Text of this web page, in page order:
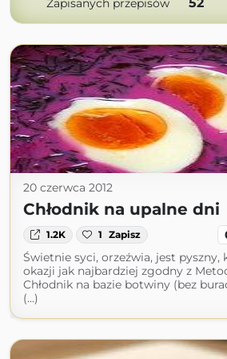
Zapisanych przepisów
20 czerwca 2012
Chłodnik na upalne dni
1.2K 1 Zapisz
Świetnie syci, orzeźwia, jest pyszny,
okazji jak najbardziej zgodny z
Chłodnik na bazie botwiny (bez
(...)